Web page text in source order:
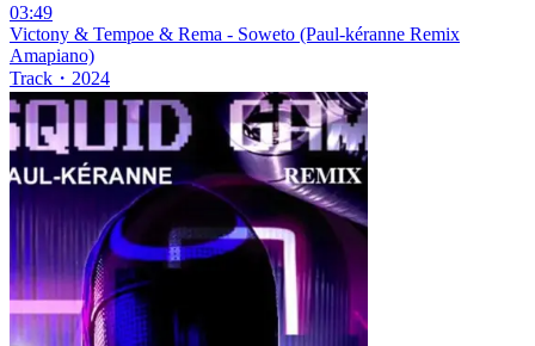
03:49
Victony & Tempoe & Rema - Soweto (Paul-kéranne Remix
Amapiano)
Track ・ 2024